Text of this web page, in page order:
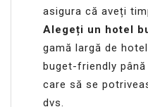
asigura că aveți
Alegeți un hotel
gamă largă de
buget-friendly
care să se
dvs.